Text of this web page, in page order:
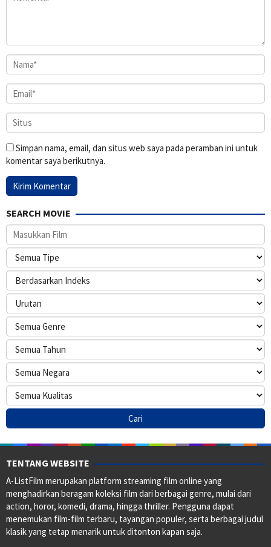
Simpan nama, email, dan situs web saya pada peramban ini untuk
komentar saya berikutnya.
SEARCH MOVIE
TENTANG WEBSITE
A-ListFilm merupakan platform streaming film online yang
menghadirkan beragam koleksi film dari berbagai genre, mulai dari
action, horor, komedi, drama, hingga thriller. Pengguna dapat
menemukan film-film terbaru, tayangan populer, serta berbagai judul
klasik yang tetap menarik untuk ditonton kapan saja.